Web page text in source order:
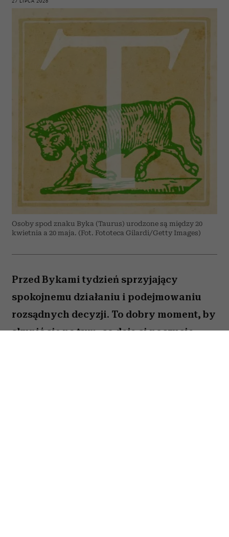
Osoby spod znaku Byka (Taurus) urodzone są między 20
kwietnia a 20 maja. (Fot. Fototeca Gilardi/Getty Images)
Przed Bykami tydzień sprzyjający
spokojnemu działaniu i podejmowaniu
rozsądnych decyzji. To dobry moment, by
skupić się na tym, co daje ci poczucie